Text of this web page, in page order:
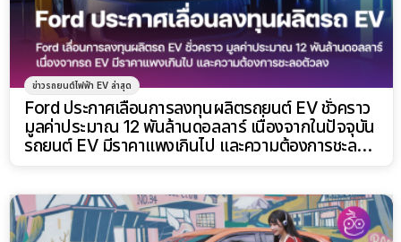
ข่าวรถยนต์ไฟฟ้า EV ล่าสุด
Ford ประกาศเลื่อนการลงทุนผลิตรถยนต์ EV ชั่วคราว
มูลค่าประมาณ 12 พันล้านดอลลาร์ เนื่องจากในปัจจุบัน
รถยนต์ EV มีราคาแพงเกินไป และความต้องการชะลอ